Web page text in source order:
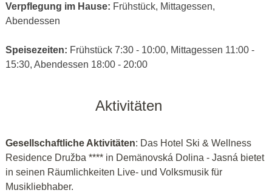
Verpflegung im Hause: Frühstück, Mittagessen,
Abendessen
Speisezeiten: Frühstück 7:30 - 10:00, Mittagessen 11:00 -
15:30, Abendessen 18:00 - 20:00
Aktivitäten
Gesellschaftliche Aktivitäten: Das Hotel Ski & Wellness
Residence Družba **** in Demänovská Dolina - Jasná bietet
in seinen Räumlichkeiten Live- und Volksmusik für
Musikliebhaber.